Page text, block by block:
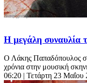
Η μεγάλη συναυλία
Ο Λάκης Παπαδόπουλος
χρόνια στην μουσική
06:20 | Τετάρτη 23 Μαΐου